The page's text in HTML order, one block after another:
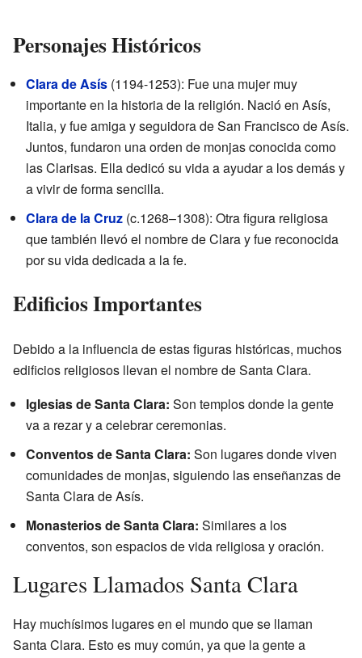
Personajes Históricos
Clara de Asís (1194-1253): Fue una mujer muy
importante en la historia de la religión. Nació en Asís,
Italia, y fue amiga y seguidora de San Francisco de Asís.
Juntos, fundaron una orden de monjas conocida como
las Clarisas. Ella dedicó su vida a ayudar a los demás y
a vivir de forma sencilla.
Clara de la Cruz (c.1268–1308): Otra figura religiosa
que también llevó el nombre de Clara y fue reconocida
por su vida dedicada a la fe.
Edificios Importantes
Debido a la influencia de estas figuras históricas, muchos
edificios religiosos llevan el nombre de Santa Clara.
Iglesias de Santa Clara: Son templos donde la gente
va a rezar y a celebrar ceremonias.
Conventos de Santa Clara: Son lugares donde viven
comunidades de monjas, siguiendo las enseñanzas de
Santa Clara de Asís.
Monasterios de Santa Clara: Similares a los
conventos, son espacios de vida religiosa y oración.
Lugares Llamados Santa Clara
Hay muchísimos lugares en el mundo que se llaman
Santa Clara. Esto es muy común, ya que la gente a